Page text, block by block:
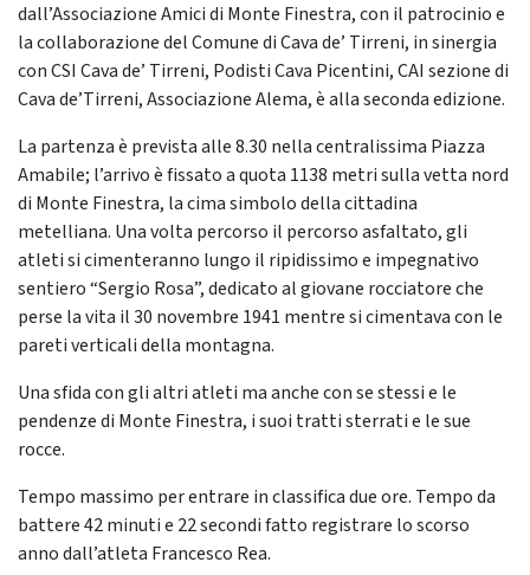
dall’Associazione Amici di Monte Finestra, con il patrocinio e
la collaborazione del Comune di Cava de’ Tirreni, in sinergia
con CSI Cava de’ Tirreni, Podisti Cava Picentini, CAI sezione di
Cava de’Tirreni, Associazione Alema, è alla seconda edizione.
La partenza è prevista alle 8.30 nella centralissima Piazza
Amabile; l’arrivo è fissato a quota 1138 metri sulla vetta nord
di Monte Finestra, la cima simbolo della cittadina
metelliana. Una volta percorso il percorso asfaltato, gli
atleti si cimenteranno lungo il ripidissimo e impegnativo
sentiero “Sergio Rosa”, dedicato al giovane rocciatore che
perse la vita il 30 novembre 1941 mentre si cimentava con le
pareti verticali della montagna.
Una sfida con gli altri atleti ma anche con se stessi e le
pendenze di Monte Finestra, i suoi tratti sterrati e le sue
rocce.
Tempo massimo per entrare in classifica due ore. Tempo da
battere 42 minuti e 22 secondi fatto registrare lo scorso
anno dall’atleta Francesco Rea.